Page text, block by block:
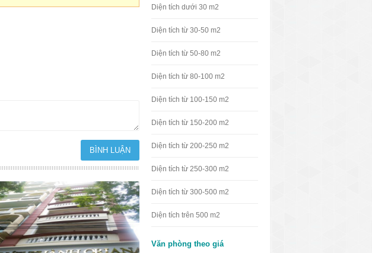
Diện tích dưới 30 m2
Diện tích từ 30-50 m2
Diện tích từ 50-80 m2
Diện tích từ 80-100 m2
Diện tích từ 100-150 m2
Diện tích từ 150-200 m2
Diện tích từ 200-250 m2
Diện tích từ 250-300 m2
Diện tích từ 300-500 m2
Diện tích trên 500 m2
Văn phòng theo giá